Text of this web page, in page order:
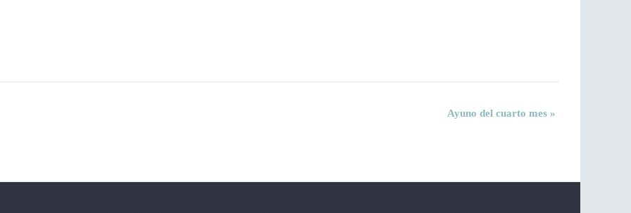
Ayuno del cuarto mes »